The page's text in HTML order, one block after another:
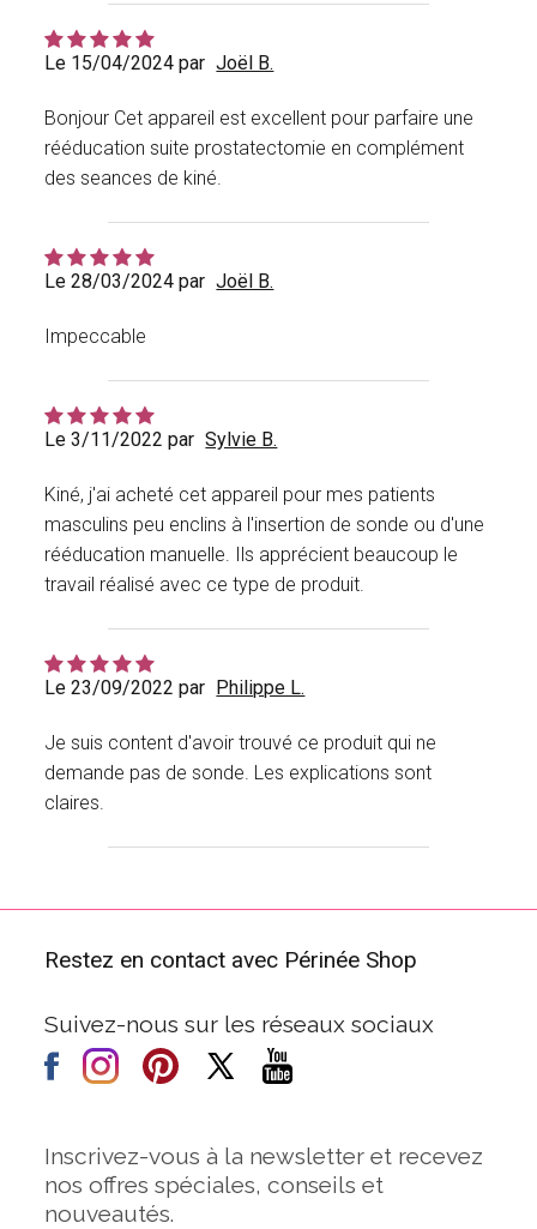
Le 15/04/2024 par Joël B.
Bonjour Cet appareil est excellent pour parfaire une
rééducation suite prostatectomie en complément
des seances de kiné.
Le 28/03/2024 par Joël B.
Impeccable
Le 3/11/2022 par Sylvie B.
Kiné, j'ai acheté cet appareil pour mes patients
masculins peu enclins à l'insertion de sonde ou d'une
rééducation manuelle. Ils apprécient beaucoup le
travail réalisé avec ce type de produit.
Le 23/09/2022 par Philippe L.
Je suis content d'avoir trouvé ce produit qui ne
demande pas de sonde. Les explications sont
claires.
Restez en contact avec Périnée Shop
Suivez-nous sur les réseaux sociaux
Inscrivez-vous à la newsletter et recevez
nos offres spéciales, conseils et
nouveautés.